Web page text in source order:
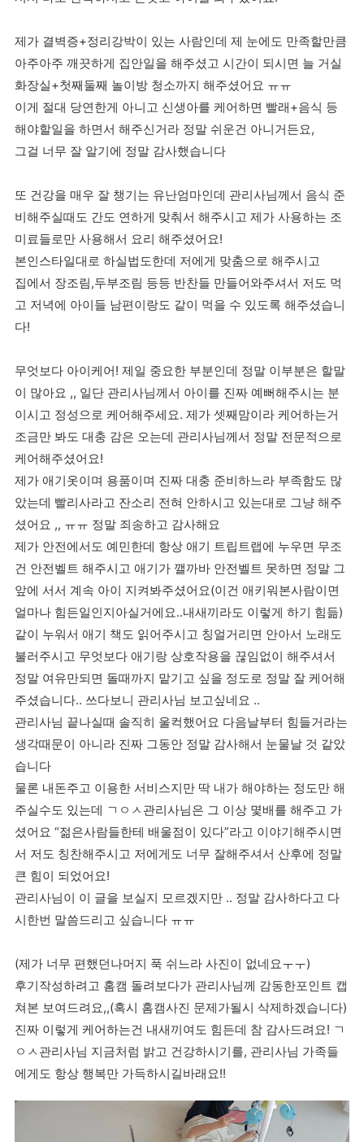
제가 결벽증+정리강박이 있는 사람인데 제 눈에도 만족할만큼
아주아주 깨끗하게 집안일을 해주셨고 시간이 되시면 늘 거실
화장실+첫째둘째 놀이방 청소까지 해주셨어요 ㅠㅠ
이게 절대 당연한게 아니고 신생아를 케어하면 빨래+음식 등
해야할일을 하면서 해주신거라 정말 쉬운건 아니거든요,
그걸 너무 잘 알기에 정말 감사했습니다
또 건강을 매우 잘 챙기는 유난엄마인데 관리사님께서 음식 준
비해주실때도 간도 연하게 맞춰서 해주시고 제가 사용하는 조
미료들로만 사용해서 요리 해주셨어요!
본인스타일대로 하실법도한데 저에게 맞춤으로 해주시고
집에서 장조림,두부조림 등등 반찬들 만들어와주셔서 저도 먹
고 저녁에 아이들 남편이랑도 같이 먹을 수 있도록 해주셨습니
다!
무엇보다 아이케어! 제일 중요한 부분인데 정말 이부분은 할말
이 많아요 ,, 일단 관리사님께서 아이를 진짜 예뻐해주시는 분
이시고 정성으로 케어해주세요. 제가 셋째맘이라 케어하는거
조금만 봐도 대충 감은 오는데 관리사님께서 정말 전문적으로
케어해주셨어요!
제가 애기옷이며 용품이며 진짜 대충 준비하느라 부족함도 많
았는데 빨리사라고 잔소리 전혀 안하시고 있는대로 그냥 해주
셨어요 ,, ㅠㅠ 정말 죄송하고 감사해요
제가 안전에서도 예민한데 항상 애기 트립트랩에 누우면 무조
건 안전벨트 해주시고 애기가 깰까바 안전벨트 못하면 정말 그
앞에 서서 계속 아이 지켜봐주셨어요(이건 애키워본사람이면
얼마나 힘든일인지아실거에요..내새끼라도 이렇게 하기 힘듦)
같이 누워서 애기 책도 읽어주시고 칭얼거리면 안아서 노래도
불러주시고 무엇보다 애기랑 상호작용을 끊임없이 해주셔서
정말 여유만되면 돌때까지 맡기고 싶을 정도로 정말 잘 케어해
주셨습니다.. 쓰다보니 관리사님 보고싶네요 ..
관리사님 끝나실때 솔직히 울컥했어요 다음날부터 힘들거라는
생각때문이 아니라 진짜 그동안 정말 감사해서 눈물날 것 같았
습니다
물론 내돈주고 이용한 서비스지만 딱 내가 해야하는 정도만 해
주실수도 있는데 ㄱㅇㅅ관리사님은 그 이상 몇배를 해주고 가
셨어요 “젊은사람들한테 배울점이 있다”라고 이야기해주시면
서 저도 칭찬해주시고 저에게도 너무 잘해주셔서 산후에 정말
큰 힘이 되었어요!
관리사님이 이 글을 보실지 모르겠지만 .. 정말 감사하다고 다
시한번 말씀드리고 싶습니다 ㅠㅠ
(제가 너무 편했던나머지 푹 쉬느라 사진이 없네요ㅜㅜ)
후기작성하려고 홈캠 돌려보다가 관리사님께 감동한포인트 캡
쳐본 보여드려요,,(혹시 홈캠사진 문제가될시 삭제하겠습니다)
진짜 이렇게 케어하는건 내새끼여도 힘든데 참 감사드려요! ㄱ
ㅇㅅ관리사님 지금처럼 밝고 건강하시기를, 관리사님 가족들
에게도 항상 행복만 가득하시길바래요!!